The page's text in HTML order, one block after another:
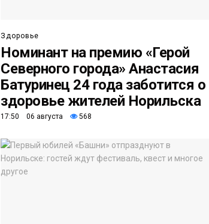
Здоровье
Номинант на премию «Герой
Северного города» Анастасия
Батуринец 24 года заботится о
здоровье жителей Норильска
17:50 06 августа 568